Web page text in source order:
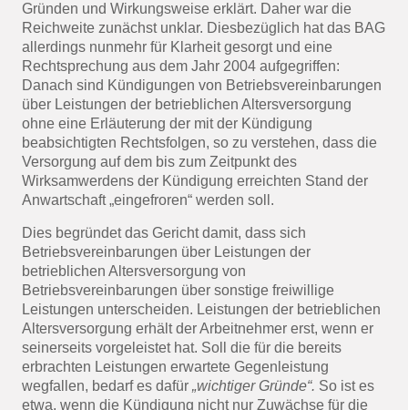
Gründen und Wirkungsweise erklärt. Daher war die
Reichweite zunächst unklar. Diesbezüglich hat das BAG
allerdings nunmehr für Klarheit gesorgt und eine
Rechtsprechung aus dem Jahr 2004 aufgegriffen:
Danach sind Kündigungen von Betriebsvereinbarungen
über Leistungen der betrieblichen Altersversorgung
ohne eine Erläuterung der mit der Kündigung
beabsichtigten Rechtsfolgen, so zu verstehen, dass die
Versorgung auf dem bis zum Zeitpunkt des
Wirksamwerdens der Kündigung erreichten Stand der
Anwartschaft „eingefroren“ werden soll.
Dies begründet das Gericht damit, dass sich
Betriebsvereinbarungen über Leistungen der
betrieblichen Altersversorgung von
Betriebsvereinbarungen über sonstige freiwillige
Leistungen unterscheiden. Leistungen der betrieblichen
Altersversorgung erhält der Arbeitnehmer erst, wenn er
seinerseits vorgeleistet hat. Soll die für die bereits
erbrachten Leistungen erwartete Gegenleistung
wegfallen, bedarf es dafür„wichtiger Gründe“. So ist es
etwa, wenn die Kündigung nicht nur Zuwächse für die